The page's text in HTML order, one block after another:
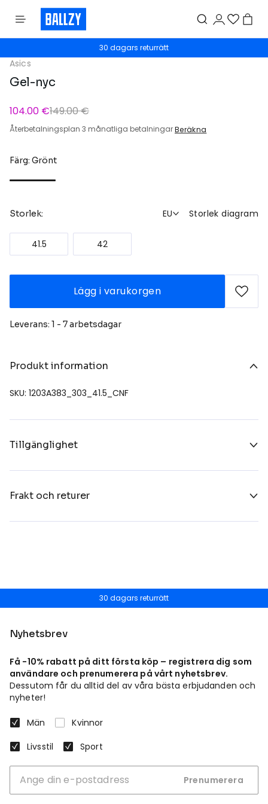
30 dagars returrätt
Asics
Gel-nyc
104.00 €149.00 €
Återbetalningsplan 3 månatliga betalningarBeräkna
Färg: Grönt
Storlek: EU Storlek diagram
41.5 42
Lägg i varukorgen
Leverans: 1 - 7 arbetsdagar
Produkt information
SKU: 1203A383_303_41.5_CNF
Tillgänglighet
Frakt och returer
30 dagars returrätt
Nyhetsbrev
Få -10% rabatt på ditt första köp – registrera dig som
användare och prenumerera på vårt nyhetsbrev.
Dessutom får du alltid del av våra bästa erbjudanden och
nyheter!
Män
Kvinnor
Livsstil
Sport
Prenumerera